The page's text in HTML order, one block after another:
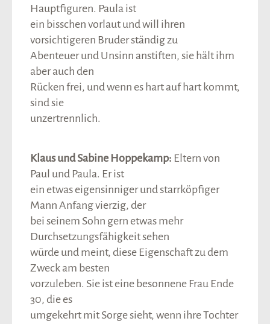
Hauptfiguren. Paula ist
ein bisschen vorlaut und will ihren
vorsichtigeren Bruder ständig zu
Abenteuer und Unsinn anstiften, sie hält ihm
aber auch den
Rücken frei, und wenn es hart auf hart kommt,
sind sie
unzertrennlich.
Klaus und Sabine Hoppekamp: Eltern von
Paul und Paula. Er ist
ein etwas eigensinniger und starrköpfiger
Mann Anfang vierzig, der
bei seinem Sohn gern etwas mehr
Durchsetzungsfähigkeit sehen
würde und meint, diese Eigenschaft zu dem
Zweck am besten
vorzuleben. Sie ist eine besonnene Frau Ende
30, die es
umgekehrt mit Sorge sieht, wenn ihre Tochter